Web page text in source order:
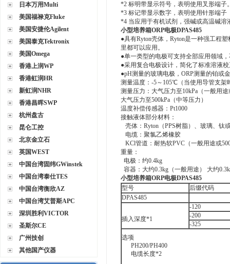
日本万用Multi
美国福禄克Fluke
美国安捷伦Agilent
美国泰克Tektronix
美国Omega
香港上润WP
香港虹润HR
新虹润NHR
香港昌晖SWP
杭州盘古
昆仑工控
北京金立石
英国WEST
中国台湾固纬GWinstek
中国台湾泰仕TES
中国台湾衡欣AZ
中国台湾艾普斯APC
深圳胜利VICTOR
圣斯尔CE
广州技创
其他国产仪器
*2 标明带显示符号，表明使用叉形端子
*3 标记带显示数字，表明使用针形端子
*4 当应用于有机试剂，强碱或高温碱溶
小型培养箱ORP电极DPAS485
●具有Ryton壳体，Ryton是一种强工程
里都可以应用。
●单一类型的电极可支持全部应用领域
●采用复合电极设计，简化了标准溶液
●pH测量的玻璃电极，ORP测量的铂或
测量温度：-5～105℃（当使用导管支架
测量压力：大气压力至10kPa（一般用
大气压力至500kPa（中等压力）
温度补偿传感器：Pt1000
接触液体部分材料：
壳体：Ryton（PPS树脂）、玻璃、钛
电缆：聚氯乙烯橡胶
KCl管道：耐热软PVC（一般用途或
重量：
电极：约0.4kg
容器：大约0.3kg（一般用途） 大约
小型培养箱ORP电极DPAS485
型号
后缀代码
DPAS485
插入深度*1
-120
-200
-325
选项
PH200/PH400
电缆长度*2